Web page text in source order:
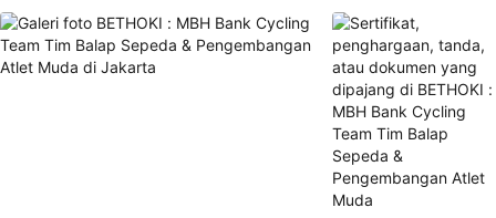
semua
rincian
akomodasi